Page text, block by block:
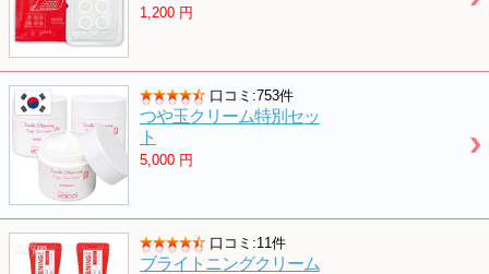
1,200 円
口コミ:753件
つや玉クリーム特別セッ
ト
5,000 円
口コミ:11件
ブライトニングクリーム